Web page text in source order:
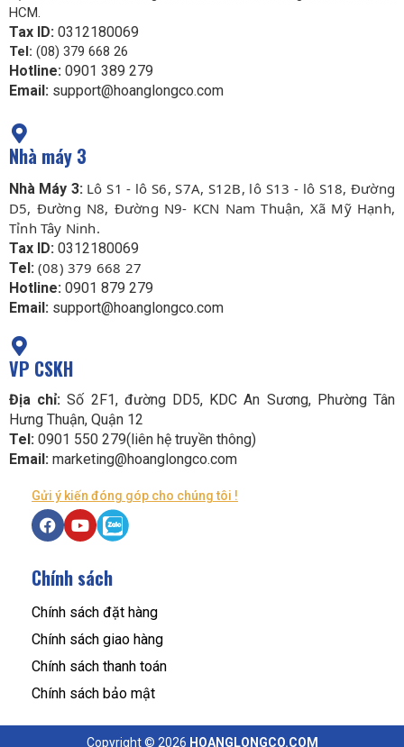
HCM.
Tax ID: 0312180069
Tel: (08) 379 668 26
Hotline: 0901 389 279
Email: support@hoanglongco.com
Nhà máy 3
Nhà Máy 3: Lô S1 - lô S6, S7A, S12B, lô S13 - lô S18, Đường
D5, Đường N8, Đường N9- KCN Nam Thuận, Xã Mỹ Hạnh,
Tỉnh Tây Ninh.
Tax ID: 0312180069
Tel: (08) 379 668 27
Hotline: 0901 879 279
Email: support@hoanglongco.com
VP CSKH
Địa chỉ: Số 2F1, đường DD5, KDC An Sương, Phường Tân
Hưng Thuận, Quận 12
Tel: 0901 550 279(liên hệ truyền thông)
Email: marketing@hoanglongco.com
Gửi ý kiến đóng góp cho chúng tôi !
Chính sách
Chính sách đặt hàng
Chính sách giao hàng
Chính sách thanh toán
Chính sách bảo mật
Copyright © 2026 HOANGLONGCO.COM